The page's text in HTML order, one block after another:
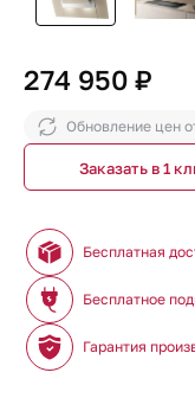
274 950 ₽
Обновление цен
Заказать в 1
Бесплатная
Бесплатное
Гарантия